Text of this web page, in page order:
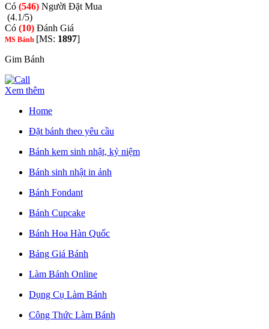
Có (546) Người Đặt Mua
(4.1/5)
Có (10) Đánh Giá
MS Bánh [MS: 1897]
Gim Bánh
Xem thêm
Home
Đặt bánh theo yêu cầu
Bánh kem sinh nhật, kỷ niệm
Bánh sinh nhật in ảnh
Bánh Fondant
Bánh Cupcake
Bánh Hoa Hàn Quốc
Bảng Giá Bánh
Làm Bánh Online
Dụng Cụ Làm Bánh
Công Thức Làm Bánh